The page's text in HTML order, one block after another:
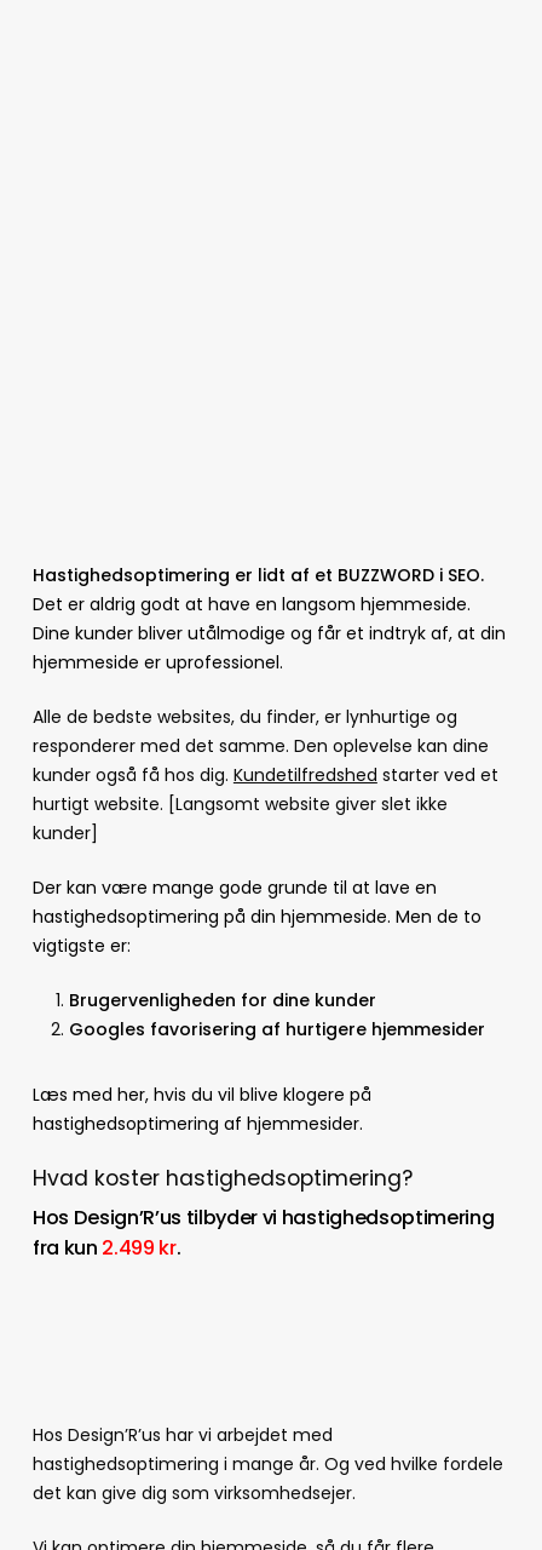
Hastighedsoptimering er lidt af et BUZZWORD i SEO.
Det er aldrig godt at have en langsom hjemmeside.
Dine kunder bliver utålmodige og får et indtryk af, at din
hjemmeside er uprofessionel.
Alle de bedste websites, du finder, er lynhurtige og
responderer med det samme. Den oplevelse kan dine
kunder også få hos dig. Kundetilfredshed starter ved et
hurtigt website. [Langsomt website giver slet ikke
kunder]
Der kan være mange gode grunde til at lave en
hastighedsoptimering på din hjemmeside. Men de to
vigtigste er:
Brugervenligheden for dine kunder
Googles favorisering af hurtigere hjemmesider
Læs med her, hvis du vil blive klogere på
hastighedsoptimering af hjemmesider.
Hvad koster hastighedsoptimering?
Hos Design’R’us tilbyder vi hastighedsoptimering
fra kun 2.499 kr.
Hos Design’R’us har vi arbejdet med
hastighedsoptimering i mange år. Og ved hvilke fordele
det kan give dig som virksomhedsejer.